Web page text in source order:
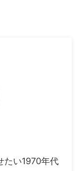
たい1970年代